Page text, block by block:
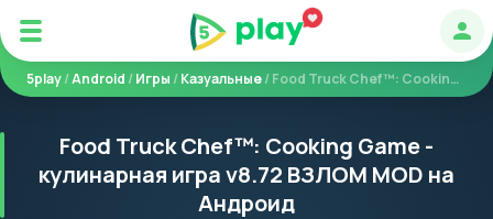
5play/Android /Игры /Казуальные/ Food Truck Chef™: Cooking Game - кулинарная игра
Food Truck Chef™: Cooking Game -
кулинарная игра v8.72 ВЗЛОМ MOD на
Андроид